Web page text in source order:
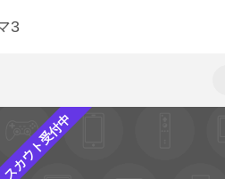
スカウト受付中